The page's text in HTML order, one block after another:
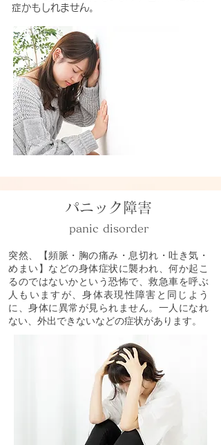
症かもしれません。
パニック障害
panic disorder
突然、【頻脈・胸の痛み・息切れ・吐き気・
めまい】などの身体症状に襲われ、何か起こ
るのではないかという恐怖で、救急車を呼ぶ
人もいますが、身体表現性障害と同じよう
に、身体に異常が見られません。一人になれ
ない、外出できないなどの症状があります。